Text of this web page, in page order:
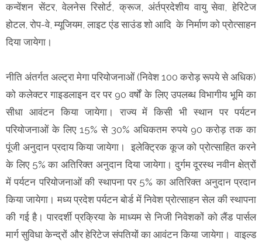
कन्वेंशन सेंटर, वेलनेस रिसोर्ट, क्रूज, अंर्तप्रदेशीय वायु सेवा, हेरिटेज
होटल, रोप-वे, म्यूजियम, लाइट एंड साउंड शो आदि के निर्माण को प्रोत्साहन
दिया जायेगा।
नीति अंतर्गत अल्ट्रा मेगा परियोजनाओं (निवेश 100 करोड़ रूपये से अधिक)
को कलेक्टर गाइडलाइन दर पर 90 वर्षों के लिए उपलब्ध विभागीय भूमि का
सीधा आवंटन किया जायेगा। राज्य में किसी भी स्थान पर पर्यटन
परियोजनाओं के लिए 15% से 30% अधिकतम रुपये 90 करोड़ तक का
पूंजी अनुदान प्रदाय किया जायेगा। इलेक्ट्रिक कूज को प्रोत्साहित करने
के लिए 5% का अतिरिक्त अनुदान दिया जायेगा। दुर्गम दूरस्थ नवीन क्षेत्रों
में पर्यटन परियोजनाओं की स्थापना पर 5% का अतिरिक्त अनुदान प्रदान
किया जायेगा। मध्य प्रदेश पर्यटन बोर्ड में निवेश प्रोत्साहन सेल की स्थापना
की गई है। पारदर्शी प्रक्रिया के माध्यम से निजी निवेशकों को लैंड पार्सल
मार्ग सुविधा केन्द्रों और हेरिटेज संपतियों का आवंटन किया जायेगा। वाइल्ड